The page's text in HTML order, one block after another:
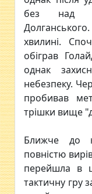
без над
хвилині.
обіграв
однак
небезпеку.
пробивав
трішки вище
Ближче до
повністю
перейшла в
тактичну гру